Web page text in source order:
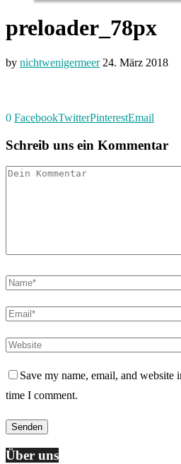
preloader_78px
by nichtwenigermeer 24. März 2018
0 FacebookTwitterPinterestEmail
Schreib uns ein Kommentar
Save my name, email, and website
time I comment.
Über uns